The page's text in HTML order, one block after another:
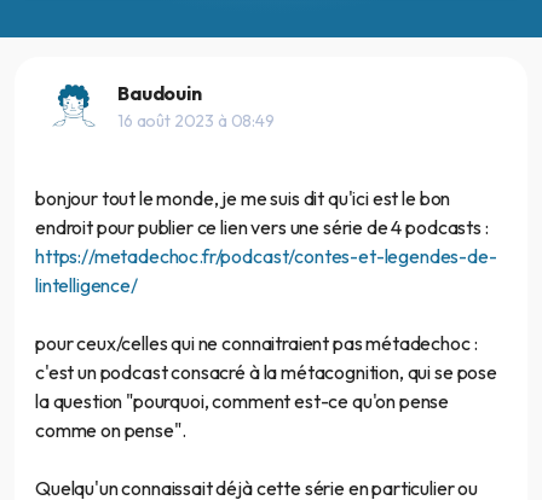
Baudouin
16 août 2023 à 08:49
bonjour tout le monde, je me suis dit qu'ici est le bon
endroit pour publier ce lien vers une série de 4 podcasts :
https://metadechoc.fr/podcast/contes-et-legendes-de-
lintelligence/
pour ceux/celles qui ne connaitraient pas métadechoc :
c'est un podcast consacré à la métacognition, qui se pose
la question "pourquoi, comment est-ce qu'on pense
comme on pense".
Quelqu'un connaissait déjà cette série en particulier ou